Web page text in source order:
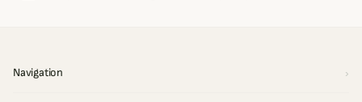
Navigation